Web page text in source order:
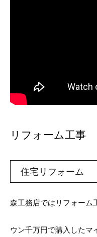
リフォーム工事
住宅リフォーム
森工務店ではリフォーム
ウン千万円で購入したマ